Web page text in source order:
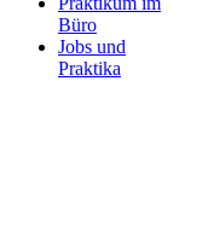
Büro
Jobs und
Praktika